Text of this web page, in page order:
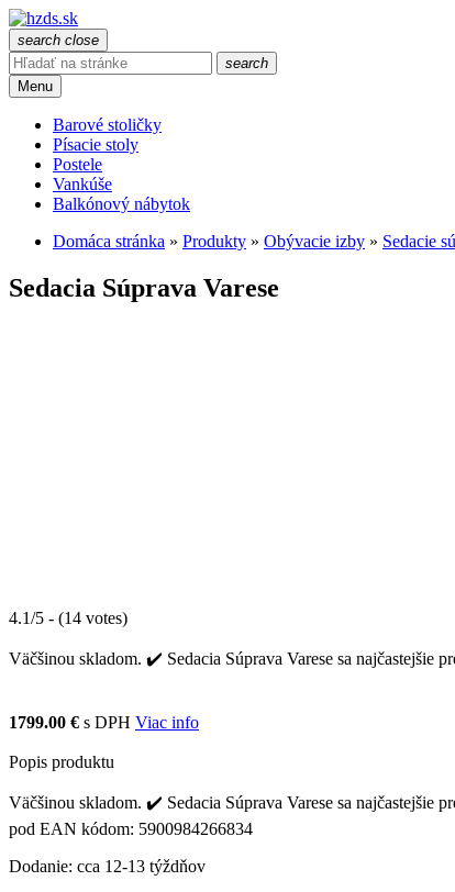
search close
search
Menu
Barové stoličky
Písacie stoly
Postele
Vankúše
Balkónový nábytok
Domáca stránka » Produkty » Obývacie izby » Sedacie
Sedacia Súprava Varese
4.1/5 - (14 votes)
Väčšinou skladom. ✔️ Sedacia Súprava Varese sa najčastejšie
1799.00 € s DPH Viac info
Popis produktu
Väčšinou skladom. ✔️ Sedacia Súprava Varese sa najčastejšie
pod EAN kódom: 5900984266834
Dodanie: cca 12-13 týždňov